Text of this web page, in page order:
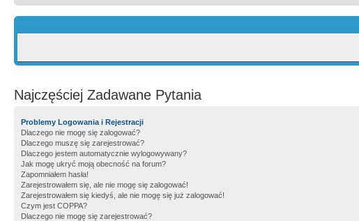
Najczęściej Zadawane Pytania
Problemy Logowania i Rejestracji
Dlaczego nie mogę się zalogować?
Dlaczego muszę się zarejestrować?
Dlaczego jestem automatycznie wylogowywany?
Jak mogę ukryć moją obecność na forum?
Zapomniałem hasła!
Zarejestrowałem się, ale nie mogę się zalogować!
Zarejestrowałem się kiedyś, ale nie mogę się już zalogować!
Czym jest COPPA?
Dlaczego nie mogę się zarejestrować?